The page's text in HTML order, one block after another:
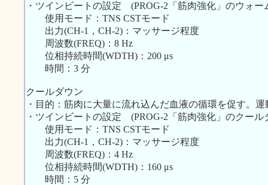
・ツインビートの設定 (PROG-2「筋肉強化」のウォー
使用モード：TNS CSTモード
出力(CH-1，CH-2)：マッサージ程度
周波数(FREQ)：8 Hz
位相持続時間(WDTH)：200 μs
時間：3 分
クールダウン
・目的：筋肉に大量に流れ込んだ血液の循環を促す。
・ツインビートの設定 (PROG-2「筋肉強化」のクール
使用モード：TNS CSTモード
出力(CH-1，CH-2)：マッサージ程度
周波数(FREQ)：4 Hz
位相持続時間(WDTH)：160 μs
時間：5 分